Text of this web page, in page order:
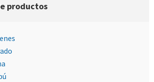
productos